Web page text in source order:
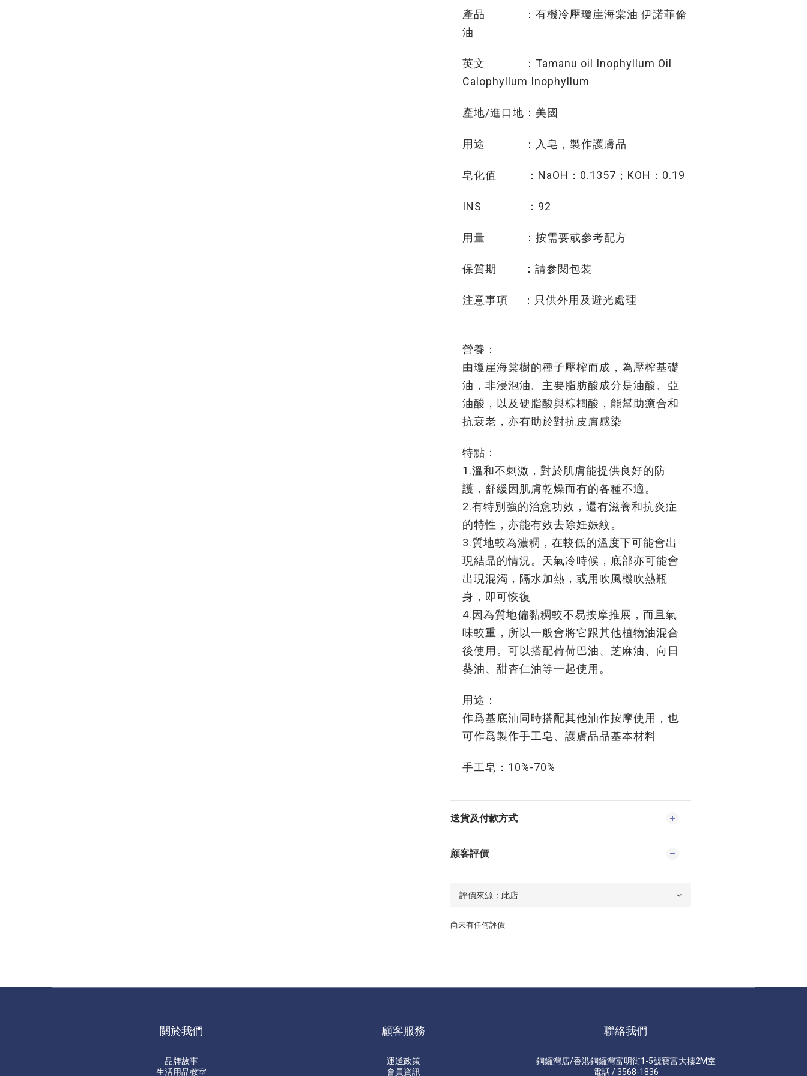
產品 ：有機冷壓瓊崖海棠油 伊諾菲倫
油
英文 ：Tamanu oil Inophyllum Oil
Calophyllum Inophyllum
產地/進口地：美國
用途 ：入皂，製作護膚品
皂化值 ：NaOH：0.1357；KOH：0.19
INS ：92
用量 ：按需要或參考配方
保質期 ：請参閱包裝
注意事項 ：只供外用及避光處理
營養：
由瓊崖海棠樹的種子壓榨而成，為壓榨基礎
油，非浸泡油。主要脂肪酸成分是油酸、亞
油酸，以及硬脂酸與棕櫚酸，能幫助癒合和
抗衰老，亦有助於對抗皮膚感染
特點：
1.溫和不刺激，對於肌膚能提供良好的防
護，舒緩因肌膚乾燥而有的各種不適。
2.有特別強的治愈功效，還有滋養和抗炎症
的特性，亦能有效去除妊娠紋。
3.質地較為濃稠，在較低的溫度下可能會出
現結晶的情況。天氣冷時候，底部亦可能會
出現混濁，隔水加熱，或用吹風機吹熱瓶
身，即可恢復
4.因為質地偏黏稠較不易按摩推展，而且氣
味較重，所以一般會將它跟其他植物油混合
後使用。可以搭配荷荷巴油、芝麻油、向日
葵油、甜杏仁油等一起使用。
用途：
作爲基底油同時搭配其他油作按摩使用，也
可作爲製作手工皂、護膚品品基本材料
手工皂：10%-70%
送貨及付款方式
顧客評價
尚未有任何評價
關於我們
品牌故事
生活用品教室
顧客服務
運送政策
會員資訊
聯絡我們
銅鑼灣店/香港銅鑼灣富明街1-5號寶富大樓2M室
電話 / 3568-1836